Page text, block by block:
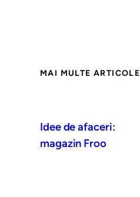
MAI MULTE ARTICOLE
Idee de afaceri:
magazin Froo